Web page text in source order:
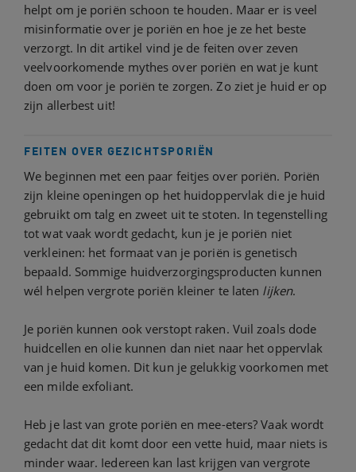
helpt om je poriën schoon te houden. Maar er is veel
misinformatie over je poriën en hoe je ze het beste
verzorgt. In dit artikel vind je de feiten over zeven
veelvoorkomende mythes over poriën en wat je kunt
doen om voor je poriën te zorgen. Zo ziet je huid er op
zijn allerbest uit!
FEITEN OVER GEZICHTSPORIËN
We beginnen met een paar feitjes over poriën. Poriën
zijn kleine openingen op het huidoppervlak die je huid
gebruikt om talg en zweet uit te stoten. In tegenstelling
tot wat vaak wordt gedacht, kun je je poriën niet
verkleinen: het formaat van je poriën is genetisch
bepaald. Sommige huidverzorgingsproducten kunnen
wél helpen vergrote poriën kleiner te laten lijken.
Je poriën kunnen ook verstopt raken. Vuil zoals dode
huidcellen en olie kunnen dan niet naar het oppervlak
van je huid komen. Dit kun je gelukkig voorkomen met
een milde exfoliant.
Heb je last van grote poriën en mee-eters? Vaak wordt
gedacht dat dit komt door een vette huid, maar niets is
minder waar. Iedereen kan last krijgen van vergrote